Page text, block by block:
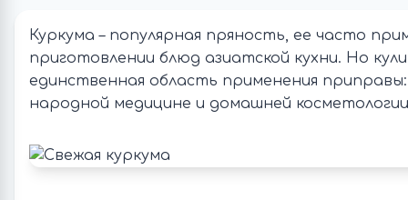
Куркума – популярная пряность, ее часто
приготовлении блюд азиатской кухни. Но
единственная область применения
народной медицине и домашней